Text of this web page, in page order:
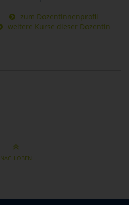
zum Dozentinnenprofil
weitere Kurse dieser Dozentin
NACH OBEN